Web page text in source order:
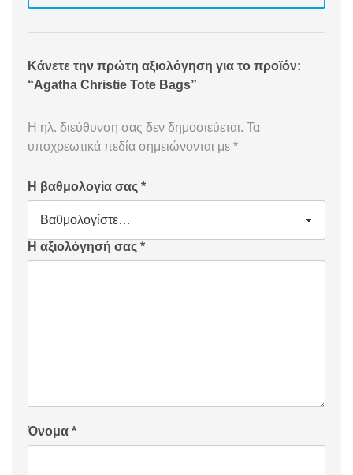
Κάνετε την πρώτη αξιολόγηση για το προϊόν:
“Agatha Christie Tote Bags”
Η ηλ. διεύθυνση σας δεν δημοσιεύεται. Τα
υποχρεωτικά πεδία σημειώνονται με *
Η βαθμολογία σας *
Η αξιολόγησή σας *
Όνομα *